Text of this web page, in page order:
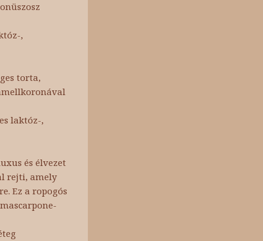
,
torta,
laktóz-,
és élvezet
rejti, amely
Ez a ropogós